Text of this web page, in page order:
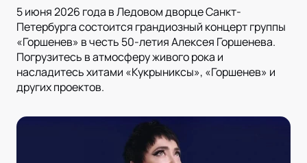
5 июня 2026 года в Ледовом дворце Санкт-
Петербурга состоится грандиозный концерт группы
«Горшенев» в честь 50-летия Алексея Горшенева.
Погрузитесь в атмосферу живого рока и
насладитесь хитами «Кукрыниксы», «Горшенев» и
других проектов.